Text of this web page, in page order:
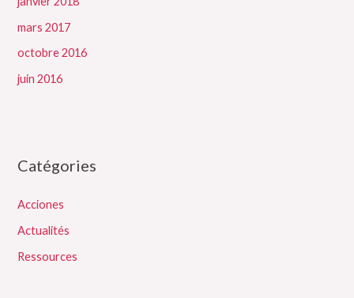
mars 2017
octobre 2016
juin 2016
Catégories
Acciones
Actualités
Ressources